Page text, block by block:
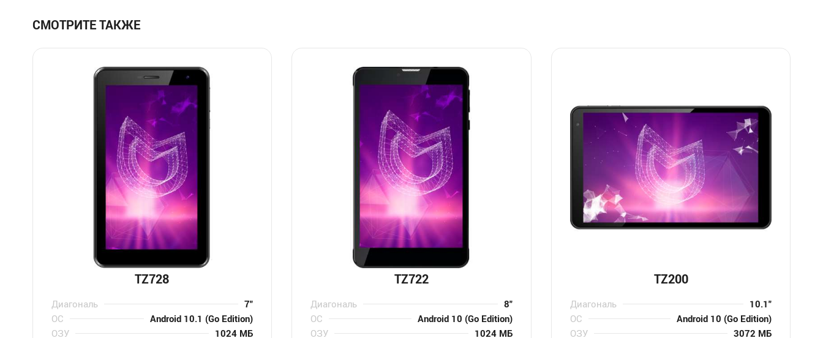
СМОТРИТЕ ТАКЖЕ
TZ728
Диагональ
7″
ОС
Android 10.1 (Go Edition)
ОЗУ
1024 МБ
TZ722
Диагональ
8″
ОС
Android 10 (Go Edition)
ОЗУ
1024 МБ
TZ200
Диагональ
10.1″
ОС
Android 10 (Go Edition)
ОЗУ
3072 МБ